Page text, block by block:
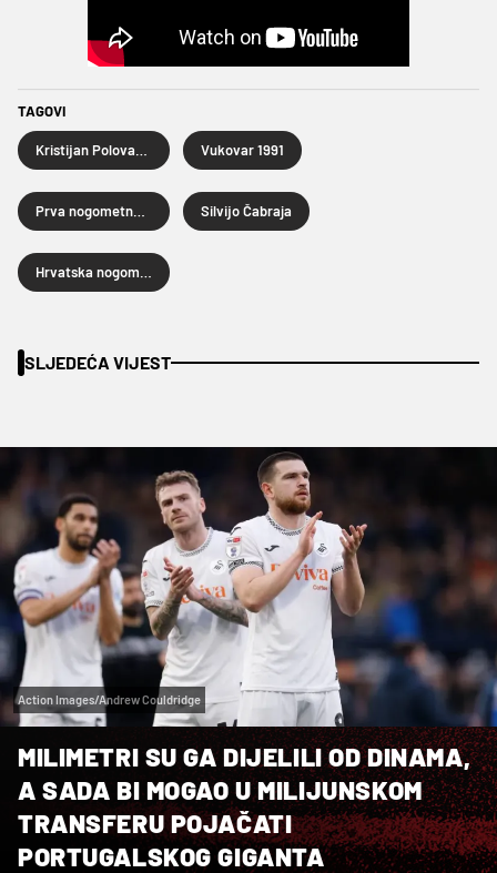
TAGOVI
Vukovar 1991
Silvijo Čabraja
SLJEDEĆA VIJEST
Action Images/Andrew Couldridge
MILIMETRI SU GA DIJELILI OD DINAMA,
A SADA BI MOGAO U MILIJUNSKOM
TRANSFERU POJAČATI
PORTUGALSKOG GIGANTA